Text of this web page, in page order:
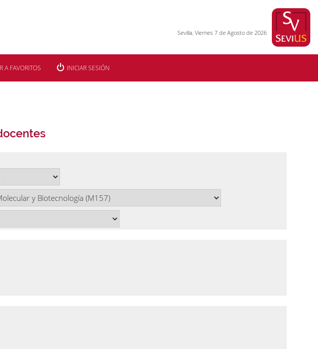
Sevilla, Viernes 7 de Agosto de 2026
A FAVORITOS INICIAR SESIÓN